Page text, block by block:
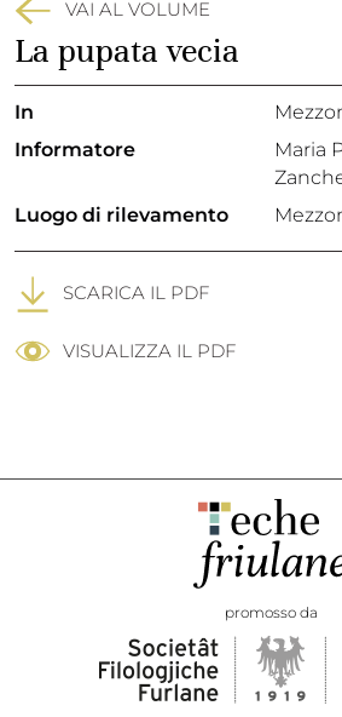
VAI AL VOLUME
La pupata vecia
In
Informatore
Maria
Luogo di rilevamento
SCARICA IL PDF
VISUALIZZA IL PDF
promosso da